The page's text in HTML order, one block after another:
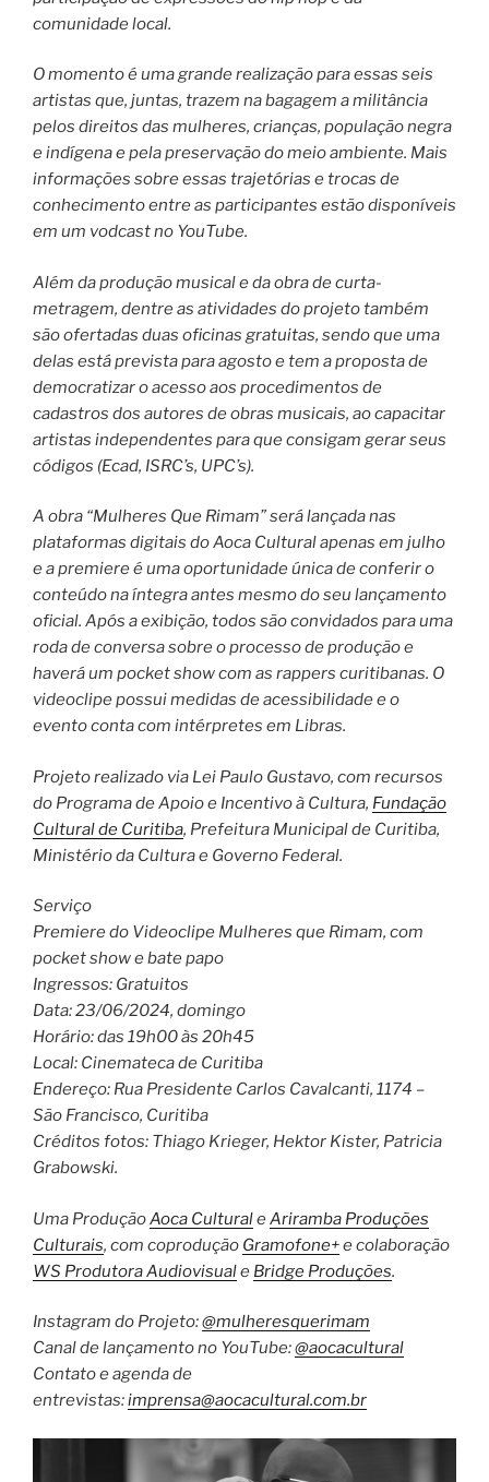
comunidade local.
O momento é uma grande realização para essas seis
artistas que, juntas, trazem na bagagem a militância
pelos direitos das mulheres, crianças, população negra
e indígena e pela preservação do meio ambiente. Mais
informações sobre essas trajetórias e trocas de
conhecimento entre as participantes estão disponíveis
em um vodcast no YouTube.
Além da produção musical e da obra de curta-
metragem, dentre as atividades do projeto também
são ofertadas duas oficinas gratuitas, sendo que uma
delas está prevista para agosto e tem a proposta de
democratizar o acesso aos procedimentos de
cadastros dos autores de obras musicais, ao capacitar
artistas independentes para que consigam gerar seus
códigos (Ecad, ISRC’s, UPC’s).
A obra “Mulheres Que Rimam” será lançada nas
plataformas digitais do Aoca Cultural apenas em julho
e a premiere é uma oportunidade única de conferir o
conteúdo na íntegra antes mesmo do seu lançamento
oficial. Após a exibição, todos são convidados para uma
roda de conversa sobre o processo de produção e
haverá um pocket show com as rappers curitibanas. O
videoclipe possui medidas de acessibilidade e o
evento conta com intérpretes em Libras.
Projeto realizado via Lei Paulo Gustavo, com recursos
do Programa de Apoio e Incentivo à Cultura, Fundação
Cultural de Curitiba, Prefeitura Municipal de Curitiba,
Ministério da Cultura e Governo Federal.
Serviço
Premiere do Videoclipe Mulheres que Rimam, com
pocket show e bate papo
Ingressos: Gratuitos
Data: 23/06/2024, domingo
Horário: das 19h00 às 20h45
Local: Cinemateca de Curitiba
Endereço: Rua Presidente Carlos Cavalcanti, 1174 –
São Francisco, Curitiba
Créditos fotos: Thiago Krieger, Hektor Kister, Patricia
Grabowski.
Uma ProduçãoAoca CulturaleAriramba Produções
Culturais, com coprodução Gramofone+e colaboração
WS Produtora Audiovisuale Bridge Produções.
Instagram do Projeto:@mulheresquerimam
Canal de lançamento no YouTube:@aocacultural
Contato e agenda de
entrevistas:imprensa@aocacultural.com.br